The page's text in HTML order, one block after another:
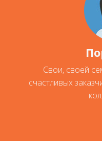
Свои, своей
счастливых